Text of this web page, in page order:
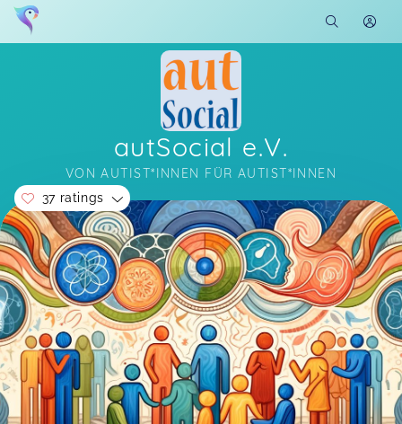
autSocial e.V.
VON AUTIST*INNEN FÜR AUTIST*INNEN
Soon you will learn more about me here...
37 ratings
Super moderiert, danke an alle Beteiligten!
Peer-Workshop - Energiehaushalt
Julia,Jun 01
Vielen Dank! Es war ein super interessanter und
spannender Austausch!
Fokusgruppe - Autistisches Denken
Marina,Apr 05
5 more ratings...
Show all ratings